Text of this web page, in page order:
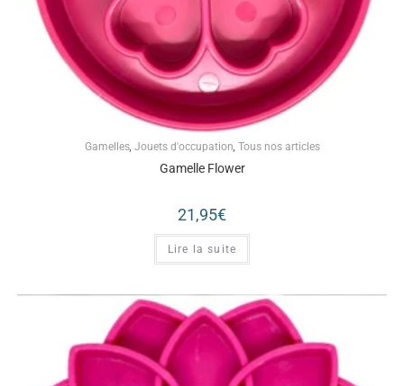
Gamelles, Jouets d'occupation, Tous nos articles
Gamelle Flower
21,95€
Lire la suite